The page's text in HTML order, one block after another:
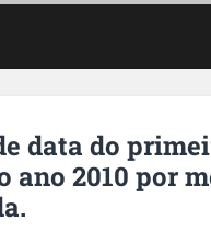
data do
ano 2010 por